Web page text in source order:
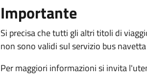
Importante
Si precisa che tutti gli altri titoli di
non sono validi sul servizio bus
Per maggiori informazioni si invita